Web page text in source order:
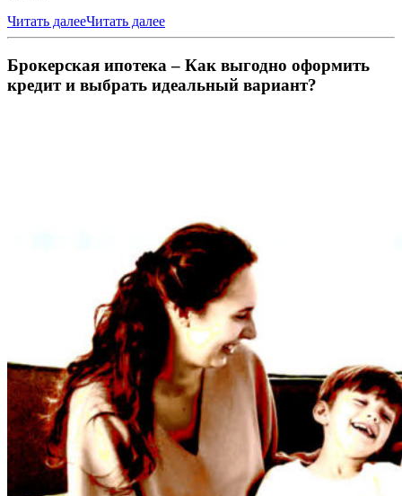
Читать далееЧитать далее
Брокерская ипотека – Как выгодно оформить
кредит и выбрать идеальный вариант?